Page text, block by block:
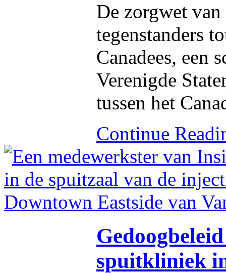
De zorgwet
tegenstanders
Canadees, een
Verenigde
tussen het
Continue
spuitkliniek